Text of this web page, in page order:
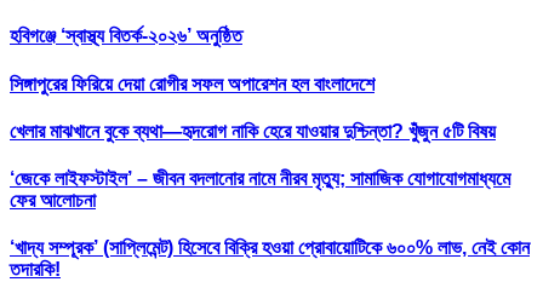
হবিগঞ্জে ‘স্বাস্থ্য বিতর্ক-২০২৬’ অনুষ্ঠিত
সিঙ্গাপুরের ফিরিয়ে দেয়া রোগীর সফল অপারেশন হল বাংলাদেশে
খেলার মাঝখানে বুকে ব্যথা—হৃদরোগ নাকি হেরে যাওয়ার দুশ্চিন্তা? খুঁজুন ৫টি বিষয়
‘জেকে লাইফস্টাইল’ – জীবন বদলানোর নামে নীরব মৃত্যু; সামাজিক যোগাযোগমাধ্যমে
ফের আলোচনা
‘খাদ্য সম্পূরক’ (সাপ্লিমেন্ট) হিসেবে বিক্রি হওয়া প্রোবায়োটিকে ৬০০% লাভ, নেই কোন
তদারকি!